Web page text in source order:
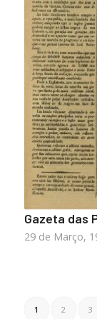
Gazeta das
29 de Março,
1 2 3